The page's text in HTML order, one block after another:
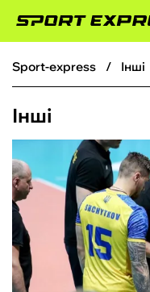
ФУТБОЛ
БОКС
ХОКЕЙ
ТЕНІС
sport-express Інші
Інші